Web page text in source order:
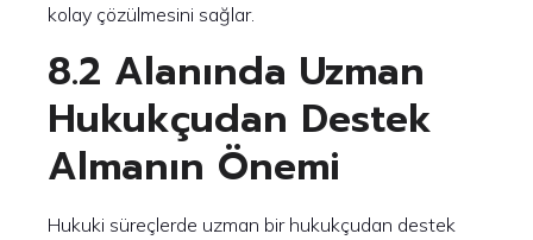
kolay çözülmesini sağlar.
8.2 Alanında Uzman
Hukukçudan Destek
Almanın Önemi
Hukuki süreçlerde uzman bir hukukçudan destek